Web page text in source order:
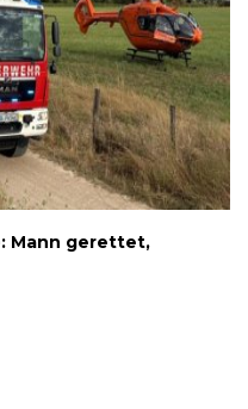
Mann gerettet,